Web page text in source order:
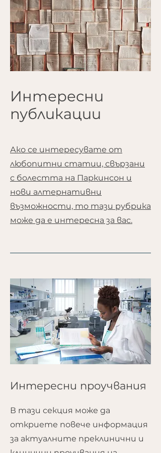
Интересни
публикации
Ако се интересувате от
любопитни статии, свързани
с болестта на Паркинсон и
нови алтернативни
възможности, то тази рубрика
може да е интересна за вас.
Интересни проучвания
В тази секция може да
откриете повече информация
за актуалните преклинични и